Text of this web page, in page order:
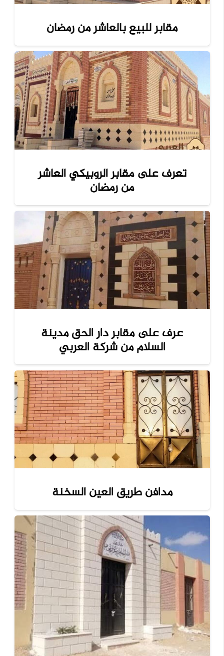
مقابر للبيع بالعاشر من رمضان
تعرف على مقابر الروبيكي العاشر
من رمضان
عرف على مقابر دار الحق مدينة
السلام من شركة العربي
مدافن طريق العين السخنة